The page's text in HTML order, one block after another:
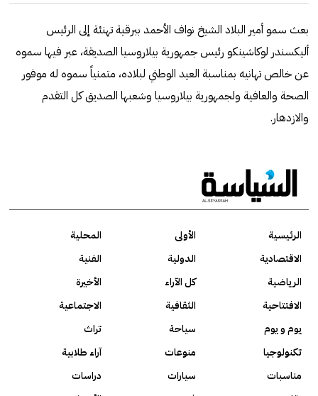
بعث سمو أمير البلاد الشيخ نواف الأحمد ببرقية تهنئة إلى الرئيس
أليكسندر لوكاشينكو رئيس جمهورية بيلاروسيا الصديقة، عبر فيها سموه
عن خالص تهانيه بمناسبة العيد الوطني لبلاده، متمنياً سموه له موفور
الصحة والعافية ولجمهورية بيلاروسيا وشعبها الصديق كل التقدم
والازدهار.
الرئيسية الأولى
المحلية
الاقتصادية
الدولية
الفنية
الرياضية
كل الآراء
الأخيرة
الافتتاحية
الثقافية
الاجتماعية
يوم و يوم
سياحة
تراث
تكنولوجيا
منوعات
آراء طلابية
مناسبات
سيارات
دراسات